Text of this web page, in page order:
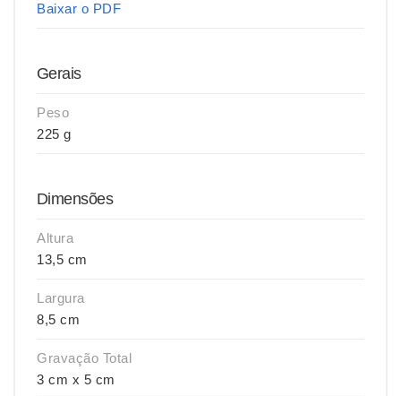
Baixar o PDF
Gerais
Peso
225 g
Dimensões
Altura
13,5 cm
Largura
8,5 cm
Gravação Total
3 cm x 5 cm